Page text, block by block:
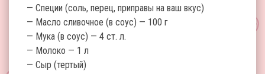
— Специи (соль, перец, приправы на ваш вкус)
— Масло сливочное (в соус) — 100 г
— Мука (в соус) — 4 ст. л.
— Молоко — 1 л
— Сыр (тертый)